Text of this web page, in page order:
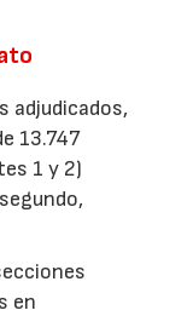
adjudicados,
13.747
1 y 2)
en